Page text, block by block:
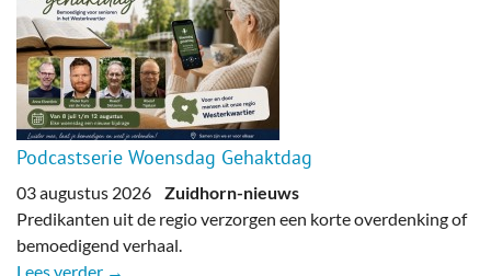
Podcastserie Woensdag Gehaktdag
03 augustus 2026 Zuidhorn-nieuws
Predikanten uit de regio verzorgen een korte overdenking of
bemoedigend verhaal.
Lees verder →